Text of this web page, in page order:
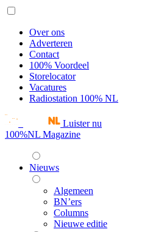
Over ons
Adverteren
Contact
100% Voordeel
Storelocator
Vacatures
Radiostation 100% NL
Luister nu
100%NL Magazine
Nieuws
Algemeen
BN’ers
Columns
Nieuwe editie